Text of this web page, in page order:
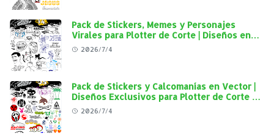
Pack de Stickers, Memes y Personajes
Virales para Plotter de Corte | Diseños en
Alta Calidad
2026/7/4
Pack de Stickers y Calcomanías en Vector |
Diseños Exclusivos para Plotter de Corte y
Personalización Automotriz
2026/7/4